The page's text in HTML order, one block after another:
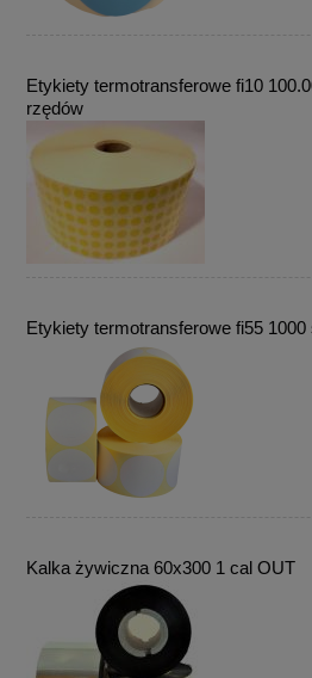
Etykiety termotransferowe fi10
rzędów
Etykiety termotransferowe fi55 1000
Kalka żywiczna 60x300 1 cal OUT